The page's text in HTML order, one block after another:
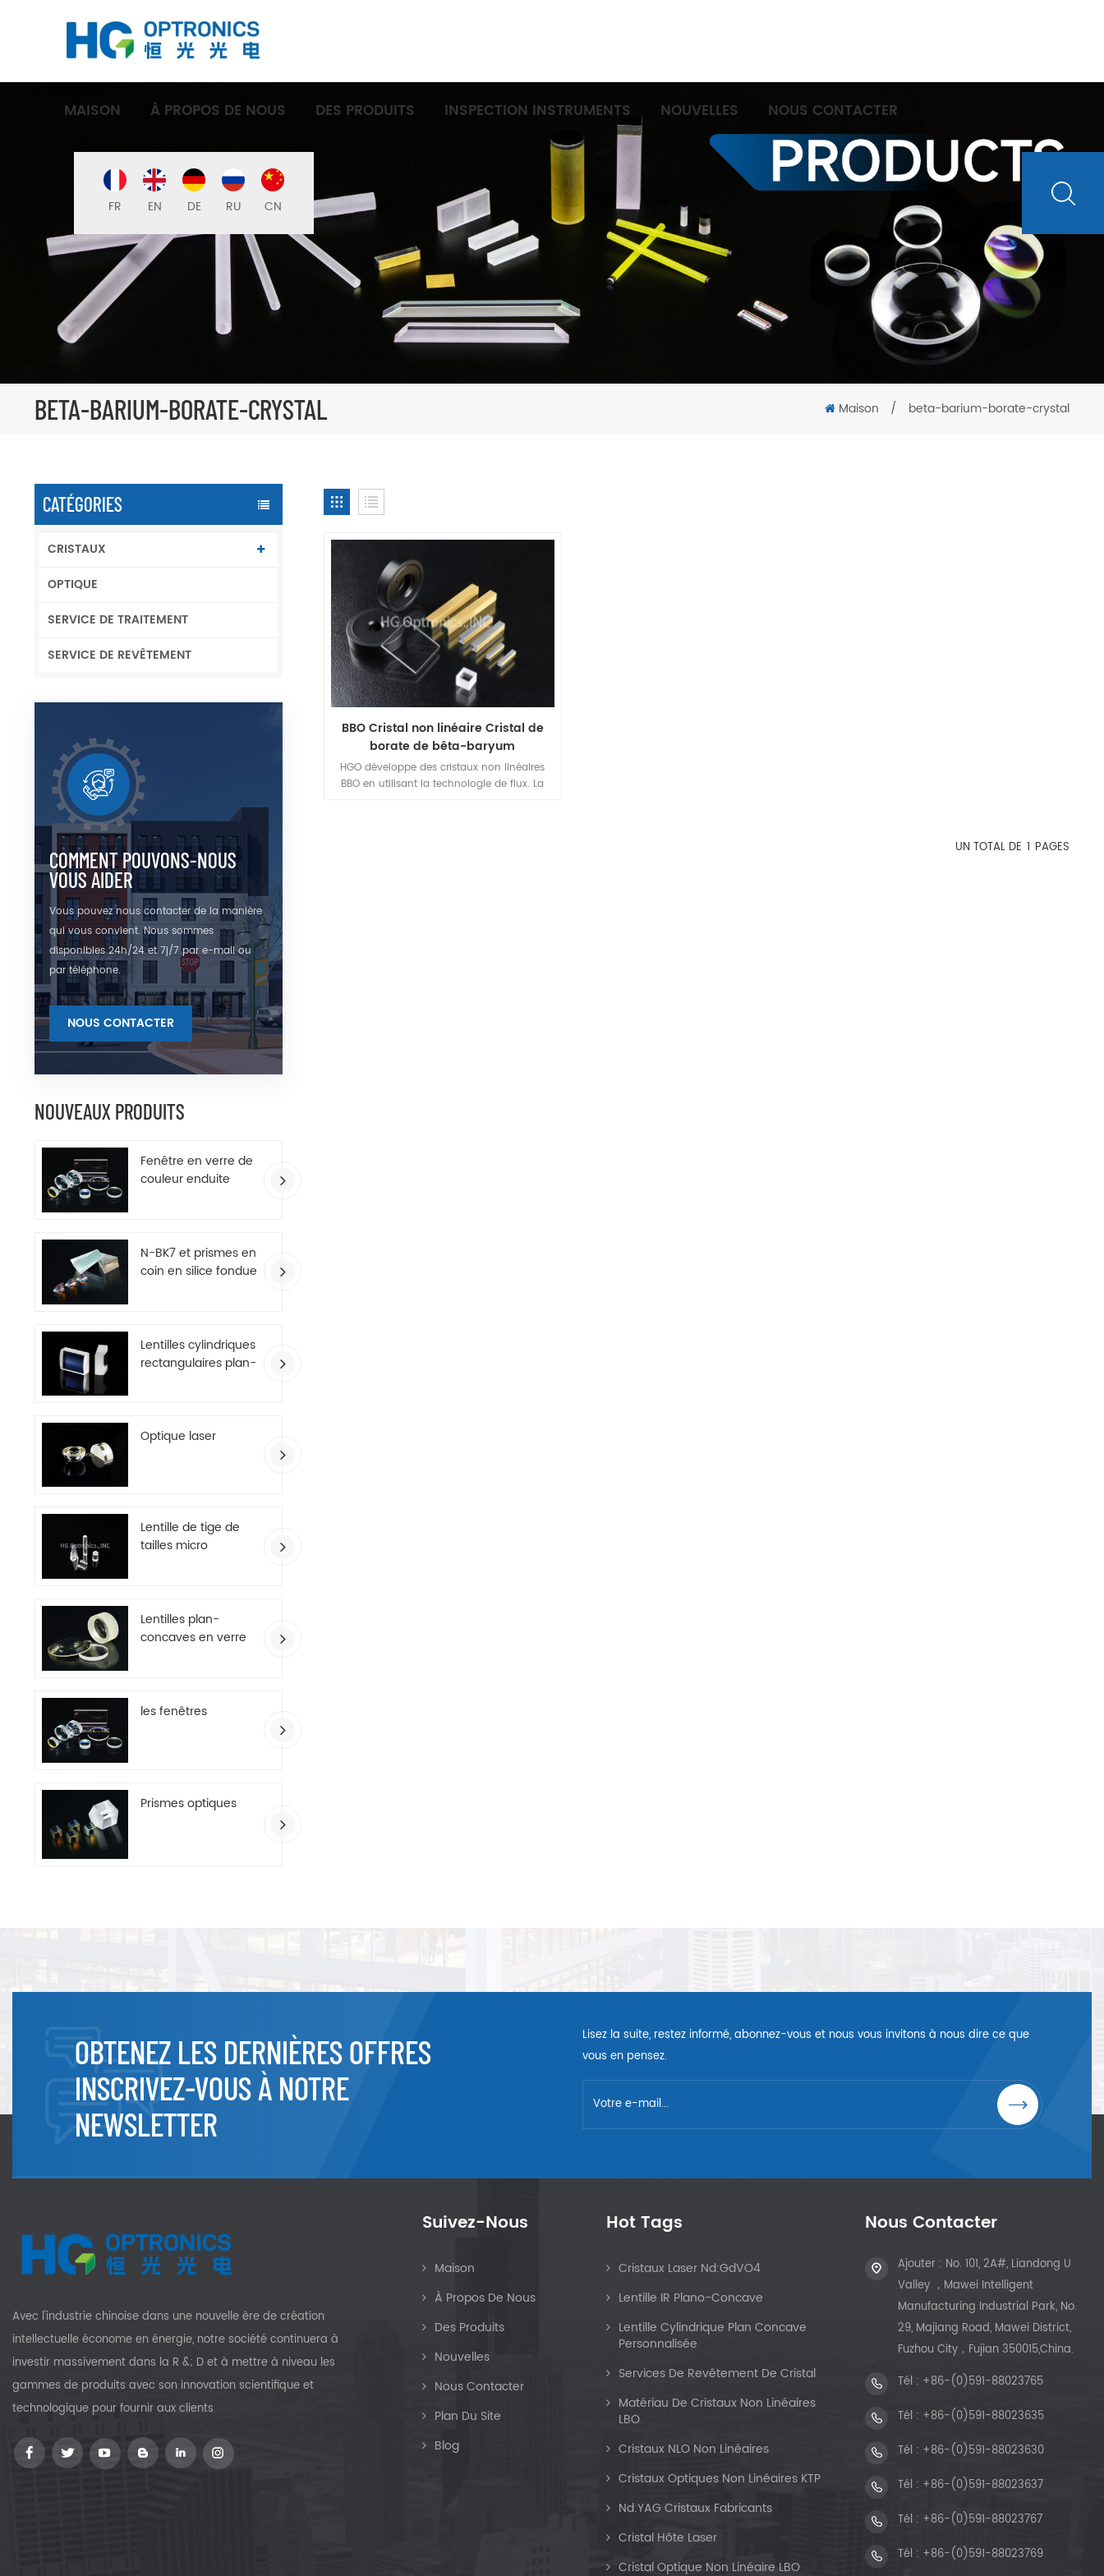
MAISON À PROPOS DE NOUS DES PRODUITS INSPECTION INSTRUMENTS NOUVELLES NOUS CONTACTER
FR EN DE RU CN
BETA-BARIUM-BORATE-CRYSTAL Maison / beta-barium-borate-crystal
CATÉGORIES
CRISTAUX
OPTIQUE
SERVICE DE TRAITEMENT
SERVICE DE REVÊTEMENT
COMMENT POUVONS-NOUS
VOUS AIDER
Vous pouvez nous contacter de la manière
qui vous convient. Nous sommes
disponibles 24h/24 et 7j/7 par e-mail ou
par téléphone.
NOUS CONTACTER
NOUVEAUX PRODUITS
Fenêtre en verre de
couleur enduite
N-BK7 et prismes en
coin en silice fondue
Lentilles cylindriques
rectangulaires plan-
Optique laser
Lentille de tige de
tailles micro
Lentilles plan-
concaves en verre
les fenêtres
Prismes optiques
BBO Cristal non linéaire Cristal de
borate de bêta-baryum
HGO développe des cristaux non linéaires
BBO en utilisant la technologie de flux. La
UN TOTAL DE 1 PAGES
OBTENEZ LES DERNIÈRES OFFRES
INSCRIVEZ-VOUS À NOTRE
NEWSLETTER
Lisez la suite, restez informé, abonnez-vous et nous vous invitons à nous dire ce que
vous en pensez.
Avec l'industrie chinoise dans une nouvelle ère de création
intellectuelle économe en énergie, notre société continuera à
investir massivement dans la R &; D et à mettre à niveau les
gammes de produits avec son innovation scientifique et
technologique pour fournir aux clients
Suivez-Nous
Maison
À Propos De Nous
Des Produits
Nouvelles
Nous Contacter
Plan Du Site
Blog
Hot Tags
Cristaux Laser Nd:GdVO4
Lentille IR Plano-Concave
Lentille Cylindrique Plan Concave
Personnalisée
Services De Revêtement De Cristal
Matériau De Cristaux Non Linéaires
LBO
Cristaux NLO Non Linéaires
Cristaux Optiques Non Linéaires KTP
Nd:YAG Cristaux Fabricants
Cristal Hôte Laser
Cristal Optique Non Linéaire LBO
Nous Contacter
Ajouter : No. 101, 2A#, Liandong U
Valley ，Mawei Intelligent
Manufacturing Industrial Park, No.
29, Majiang Road, Mawei District,
Fuzhou City，Fujian 350015,China.
Tél : +86-(0)591-88023765
Tél : +86-(0)591-88023635
Tél : +86-(0)591-88023630
Tél : +86-(0)591-88023637
Tél : +86-(0)591-88023767
Tél : +86-(0)591-88023769